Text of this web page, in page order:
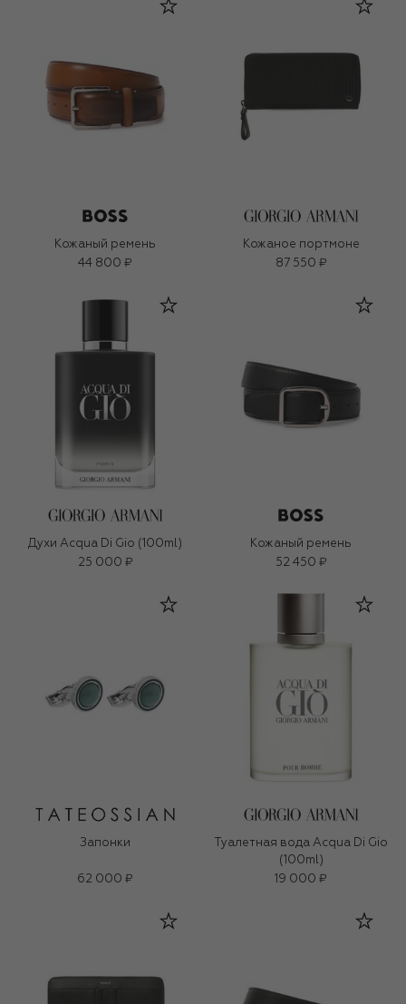
Кожаный ремень
44 800 ₽
Кожаное портмоне
87 550 ₽
Духи Acqua Di Gio (100ml)
25 000 ₽
Кожаный ремень
52 450 ₽
Запонки
62 000 ₽
Туалетная вода Acqua Di Gio
(100ml)
19 000 ₽